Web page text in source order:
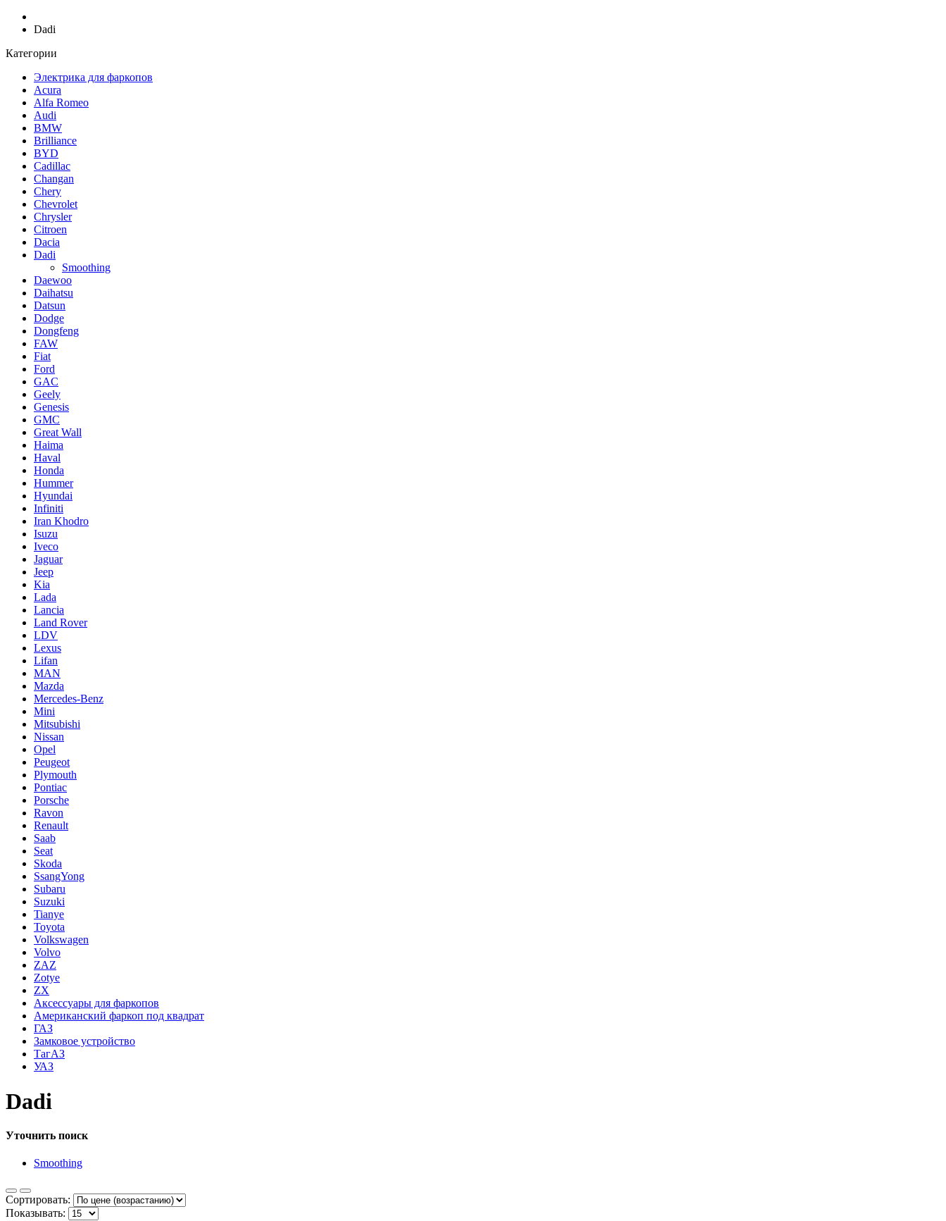
Dadi
Категории
Электрика для фаркопов
Acura
Alfa Romeo
Audi
BMW
Brilliance
BYD
Cadillac
Changan
Chery
Chevrolet
Chrysler
Citroen
Dacia
Dadi
Smoothing
Daewoo
Daihatsu
Datsun
Dodge
Dongfeng
FAW
Fiat
Ford
GAC
Geely
Genesis
GMC
Great Wall
Haima
Haval
Honda
Hummer
Hyundai
Infiniti
Iran Khodro
Isuzu
Iveco
Jaguar
Jeep
Kia
Lada
Lancia
Land Rover
LDV
Lexus
Lifan
MAN
Mazda
Mercedes-Benz
Mini
Mitsubishi
Nissan
Opel
Peugeot
Plymouth
Pontiac
Porsche
Ravon
Renault
Saab
Seat
Skoda
SsangYong
Subaru
Suzuki
Tianye
Toyota
Volkswagen
Volvo
ZAZ
Zotye
ZX
Аксессуары для фаркопов
Американский фаркоп под квадрат
ГАЗ
Замковое устройство
ТагАЗ
УАЗ
Dadi
Уточнить поиск
Smoothing
Сортировать:
Показывать: